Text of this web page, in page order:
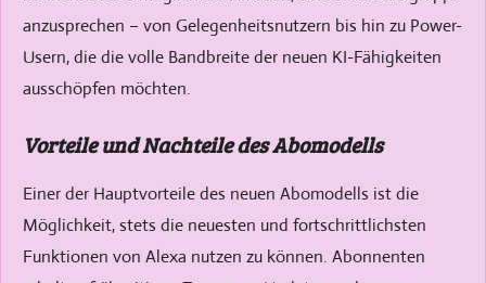
anzusprechen – von Gelegenheitsnutzern bis hin zu Power-
Usern, die die volle Bandbreite der neuen KI-Fähigkeiten
ausschöpfen möchten.
Vorteile und Nachteile des Abomodells
Einer der Hauptvorteile des neuen Abomodells ist die
Möglichkeit, stets die neuesten und fortschrittlichsten
Funktionen von Alexa nutzen zu können. Abonnenten